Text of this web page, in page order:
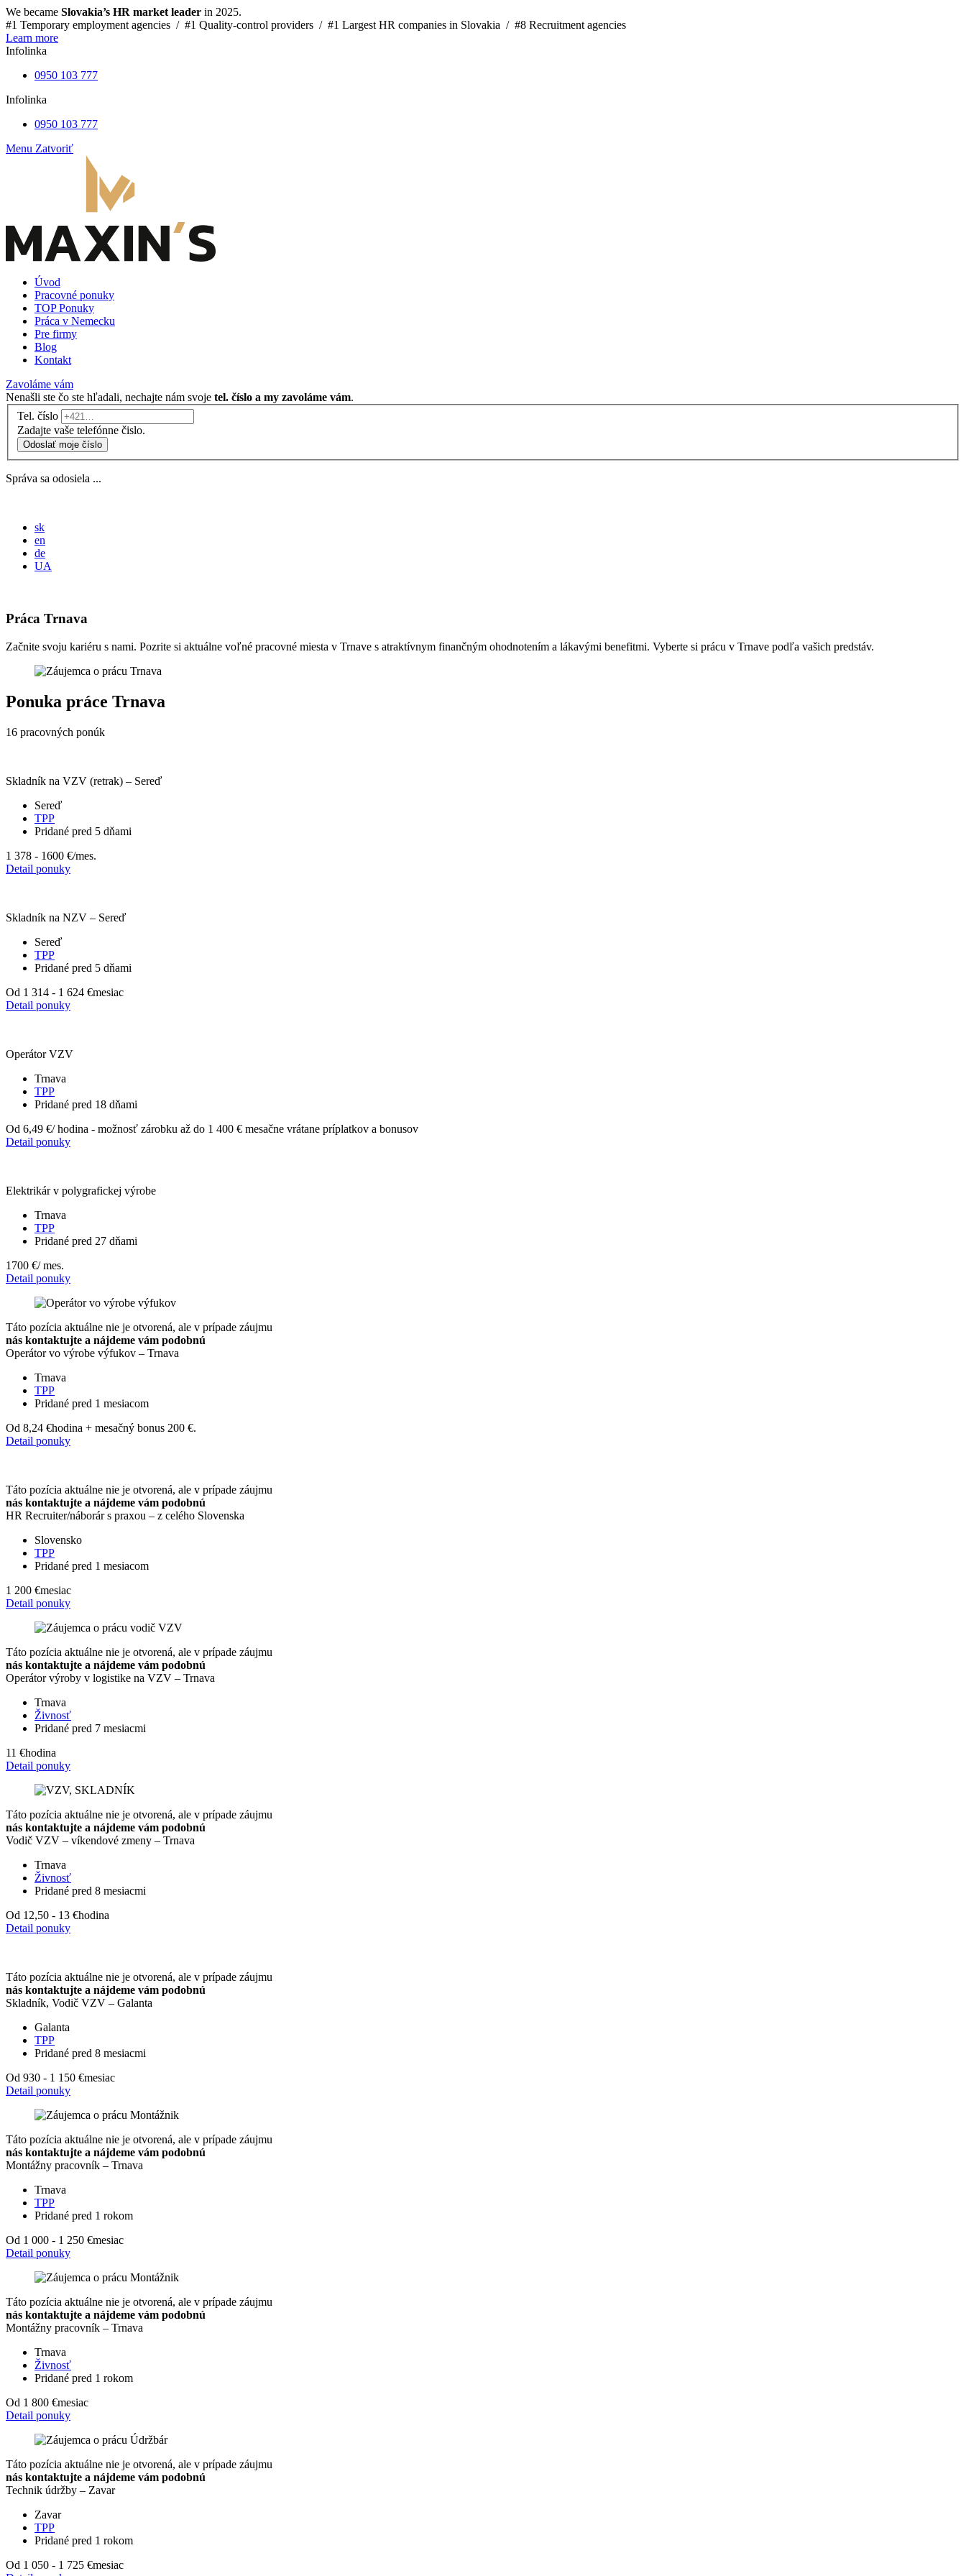
We became Slovakia’s HR market leader in 2025.
#1 Temporary employment agencies / #1 Quality-control providers / #1 Largest HR companies in Slovakia / #8 Recruitment agencies
Learn more
Infolinka
0950 103 777
Infolinka
0950 103 777
Menu Zatvoriť
Úvod
Pracovné ponuky
TOP Ponuky
Práca v Nemecku
Pre firmy
Blog
Kontakt
Zavoláme vám
Nenašli ste čo ste hľadali, nechajte nám svoje tel. číslo a my zavoláme vám.
Tel. číslo
Zadajte vaše telefónne čislo.
Odoslať moje číslo
Správa sa odosiela ...
sk
en
de
UA
Práca Trnava
Začnite svoju kariéru s nami. Pozrite si aktuálne voľné pracovné miesta v Trnave s atraktívnym finančným ohodnotením a lákavými benefitmi. Vyberte si prácu v Trnave podľa vašich predstáv.
Ponuka práce Trnava
16 pracovných ponúk
Skladník na VZV (retrak) – Sereď
Sereď
TPP
Pridané pred 5 dňami
1 378 - 1600 €/mes.
Detail ponuky
Skladník na NZV – Sereď
Sereď
TPP
Pridané pred 5 dňami
Od 1 314 - 1 624 €mesiac
Detail ponuky
Operátor VZV
Trnava
TPP
Pridané pred 18 dňami
Od 6,49 €/ hodina - možnosť zárobku až do 1 400 € mesačne vrátane príplatkov a bonusov
Detail ponuky
Elektrikár v polygrafickej výrobe
Trnava
TPP
Pridané pred 27 dňami
1700 €/ mes.
Detail ponuky
Táto pozícia aktuálne nie je otvorená, ale v prípade záujmu
nás kontaktujte a nájdeme vám podobnú
Operátor vo výrobe výfukov – Trnava
Trnava
TPP
Pridané pred 1 mesiacom
Od 8,24 €hodina + mesačný bonus 200 €.
Detail ponuky
Táto pozícia aktuálne nie je otvorená, ale v prípade záujmu
nás kontaktujte a nájdeme vám podobnú
HR Recruiter/náborár s praxou – z celého Slovenska
Slovensko
TPP
Pridané pred 1 mesiacom
1 200 €mesiac
Detail ponuky
Táto pozícia aktuálne nie je otvorená, ale v prípade záujmu
nás kontaktujte a nájdeme vám podobnú
Operátor výroby v logistike na VZV – Trnava
Trnava
Živnosť
Pridané pred 7 mesiacmi
11 €hodina
Detail ponuky
Táto pozícia aktuálne nie je otvorená, ale v prípade záujmu
nás kontaktujte a nájdeme vám podobnú
Vodič VZV – víkendové zmeny – Trnava
Trnava
Živnosť
Pridané pred 8 mesiacmi
Od 12,50 - 13 €hodina
Detail ponuky
Táto pozícia aktuálne nie je otvorená, ale v prípade záujmu
nás kontaktujte a nájdeme vám podobnú
Skladník, Vodič VZV – Galanta
Galanta
TPP
Pridané pred 8 mesiacmi
Od 930 - 1 150 €mesiac
Detail ponuky
Táto pozícia aktuálne nie je otvorená, ale v prípade záujmu
nás kontaktujte a nájdeme vám podobnú
Montážny pracovník – Trnava
Trnava
TPP
Pridané pred 1 rokom
Od 1 000 - 1 250 €mesiac
Detail ponuky
Táto pozícia aktuálne nie je otvorená, ale v prípade záujmu
nás kontaktujte a nájdeme vám podobnú
Montážny pracovník – Trnava
Trnava
Živnosť
Pridané pred 1 rokom
Od 1 800 €mesiac
Detail ponuky
Táto pozícia aktuálne nie je otvorená, ale v prípade záujmu
nás kontaktujte a nájdeme vám podobnú
Technik údržby – Zavar
Zavar
TPP
Pridané pred 1 rokom
Od 1 050 - 1 725 €mesiac